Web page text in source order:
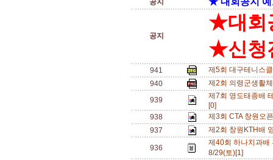
공지
공지
★대회
★신청
941
제5회 대구테니스
940
제2회 의령군생활
939
제7회 영도태종배
[0]
938
제3회 CTA 창원오
937
제2회 창원KTH배
936
제40회 하나치과배
8/29(토)[1]